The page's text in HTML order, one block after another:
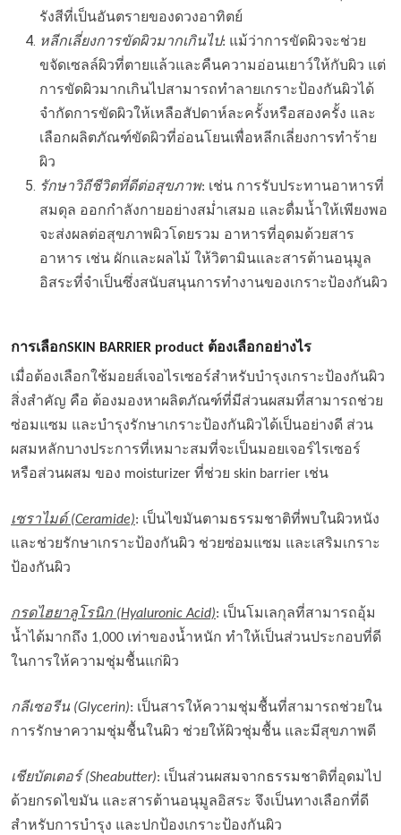
รังสีที่เป็นอันตรายของดวงอาทิตย์
หลีกเลี่ยงการขัดผิวมากเกินไป: แม้ว่าการขัดผิวจะช่วย
ขจัดเซลล์ผิวที่ตายแล้วและคืนความอ่อนเยาว์ให้กับผิว แต่
การขัดผิวมากเกินไปสามารถทำลายเกราะป้องกันผิวได้
จำกัดการขัดผิวให้เหลือสัปดาห์ละครั้งหรือสองครั้ง และ
เลือกผลิตภัณฑ์ขัดผิวที่อ่อนโยนเพื่อหลีกเลี่ยงการทำร้าย
ผิว
รักษาวิถีชีวิตที่ดีต่อสุขภาพ: เช่น การรับประทานอาหารที่
สมดุล ออกกำลังกายอย่างสม่ำเสมอ และดื่มน้ำให้เพียงพอ
จะส่งผลต่อสุขภาพผิวโดยรวม อาหารที่อุดมด้วยสาร
อาหาร เช่น ผักและผลไม้ ให้วิตามินและสารต้านอนุมูล
อิสระที่จำเป็นซึ่งสนับสนุนการทำงานของเกราะป้องกันผิว
การเลือกSKIN BARRIER product ต้องเลือกอย่างไร
เมื่อต้องเลือกใช้มอยส์เจอไรเซอร์สำหรับบำรุงเกราะป้องกันผิว
สิ่งสำคัญ คือ ต้องมองหาผลิตภัณฑ์ที่มีส่วนผสมที่สามารถช่วย
ซ่อมแซม และบำรุงรักษาเกราะป้องกันผิวได้เป็นอย่างดี ส่วน
ผสมหลักบางประการที่เหมาะสมที่จะเป็นมอยเจอร์ไรเซอร์
หรือส่วนผสม ของ moisturizer ที่ช่วย skin barrier เช่น
เซราไมด์ (Ceramide): เป็นไขมันตามธรรมชาติที่พบในผิวหนัง
และช่วยรักษาเกราะป้องกันผิว ช่วยซ่อมแซม และเสริมเกราะ
ป้องกันผิว
กรดไฮยาลูโรนิก (Hyaluronic Acid): เป็นโมเลกุลที่สามารถอุ้ม
น้ำได้มากถึง 1,000 เท่าของน้ำหนัก ทำให้เป็นส่วนประกอบที่ดี
ในการให้ความชุ่มชื้นแก่ผิว
กลีเซอรีน (Glycerin): เป็นสารให้ความชุ่มชื้นที่สามารถช่วยใน
การรักษาความชุ่มชื้นในผิว ช่วยให้ผิวชุ่มชื้น และมีสุขภาพดี
เชียบัตเตอร์ (Sheabutter): เป็นส่วนผสมจากธรรมชาติที่อุดมไป
ด้วยกรดไขมัน และสารต้านอนุมูลอิสระ จึงเป็นทางเลือกที่ดี
สำหรับการบำรุง และปกป้องเกราะป้องกันผิว